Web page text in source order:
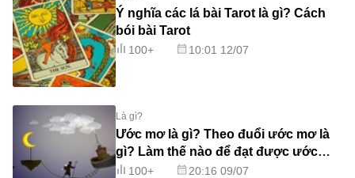
Ý nghĩa các lá bài Tarot là gì? Cách
bói bài Tarot
100+ 10:01 12/07
Là gì?
Ước mơ là gì? Theo đuổi ước mơ là
gì? Làm thế nào để đạt được ước
mơ?
100+ 20:16 09/07